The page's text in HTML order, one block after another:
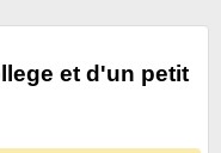
et d'un petit